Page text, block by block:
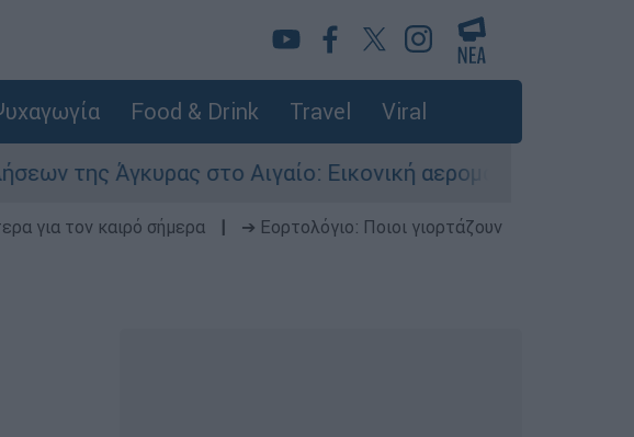
Food & Drink Travel Viral
στο Αιγαίο: Εικονική αερομαχία ανάμεσα σε ελληνικά
για τον καιρό σήμερα
➔ Εορτολόγιο: Ποιοι γιορτάζουν